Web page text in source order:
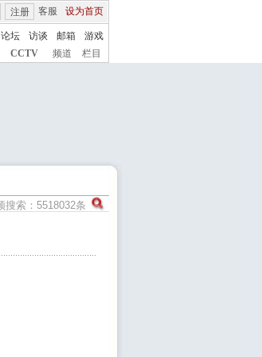
客服 设为首页
注册
论坛 访谈 邮箱
游戏
CCTV 频道 栏目